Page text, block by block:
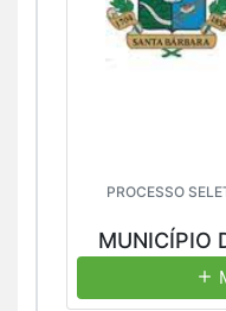
PROCESSO
MUNICÍPIO